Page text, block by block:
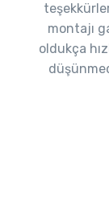
montajı
oldukça